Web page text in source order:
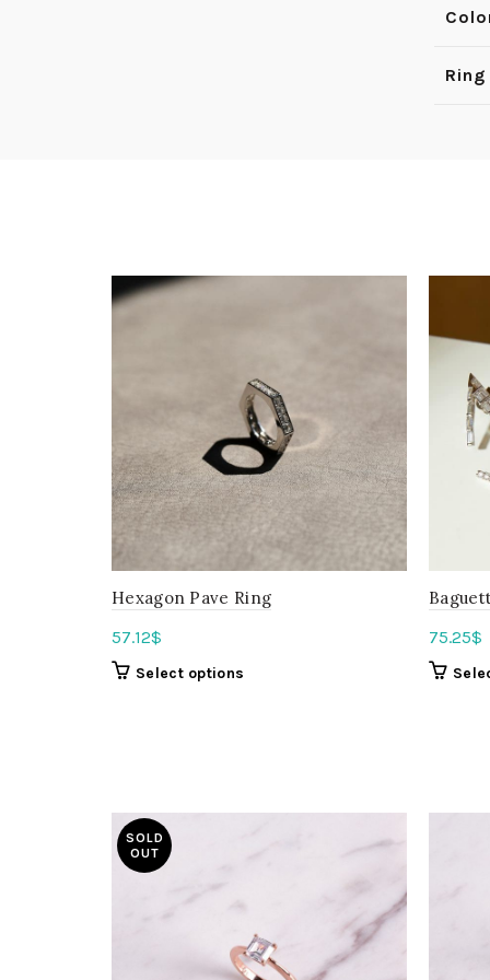
Hexagon Pave Ring
57.12$
Select options
75.25$
SOLD
OUT